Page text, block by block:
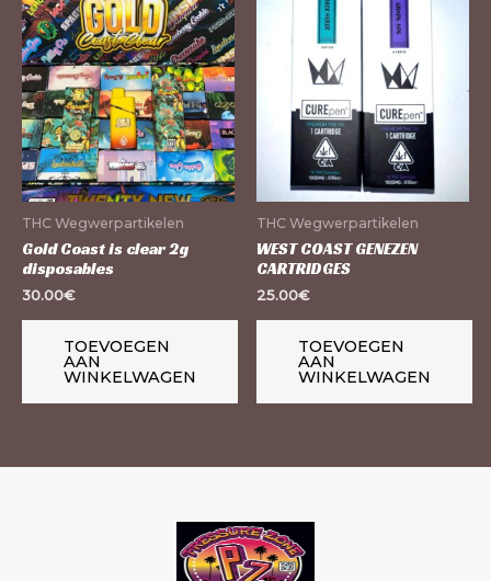
THC Wegwerpartikelen
Gold Coast is clear 2g
disposables
30.00€
TOEVOEGEN
AAN
WINKELWAGEN
THC Wegwerpartikelen
WEST COAST GENEZEN
CARTRIDGES
25.00€
TOEVOEGEN
AAN
WINKELWAGEN